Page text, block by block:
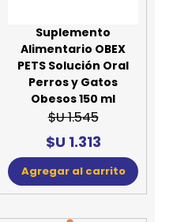
Suplemento
Alimentario OBEX
PETS Solución Oral
Perros y Gatos
Obesos 150 ml
$U 1.545
$U 1.313
Agregar al carrito